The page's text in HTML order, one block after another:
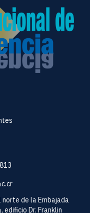
norte de la Embajada
edificio Dr. Franklin